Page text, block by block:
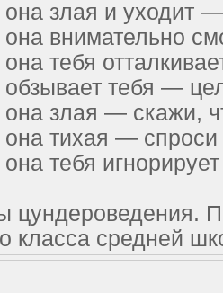
она злая и уходит
она внимательно
она тебя
обзывает тебя —
она злая — скажи,
она тихая — спроси
она тебя
цундероведения.
класса средней